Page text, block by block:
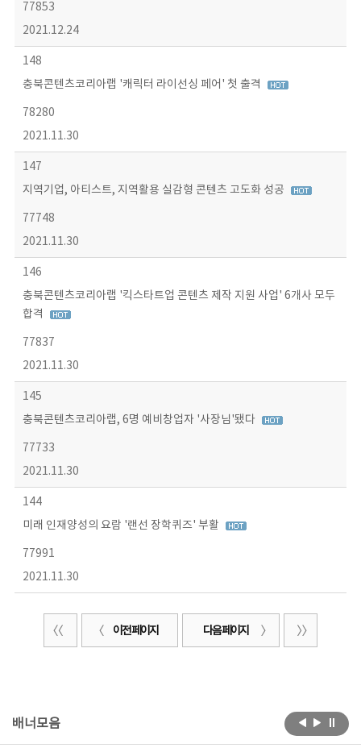
77853
2021.12.24
148
충북콘텐츠코리아랩 '캐릭터 라이선싱 페어' 첫 출격
78280
2021.11.30
147
지역기업, 아티스트, 지역활용 실감형 콘텐츠 고도화 성공
77748
2021.11.30
146
충북콘텐츠코리아랩 '킥스타트업 콘텐츠 제작 지원 사업' 6개사 모두
합격
77837
2021.11.30
145
충북콘텐츠코리아랩, 6명 예비창업자 '사장님'됐다
77733
2021.11.30
144
미래 인재양성의 요람 '랜선 장학퀴즈' 부활
77991
2021.11.30
이전 페이지 다음 페이지
배너모음